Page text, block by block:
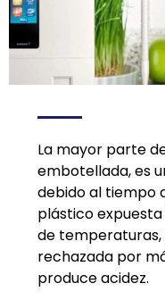
La mayor parte
embotellada, es
debido al tiempo
plástico
de temperaturas,
rechazada por
produce acidez.